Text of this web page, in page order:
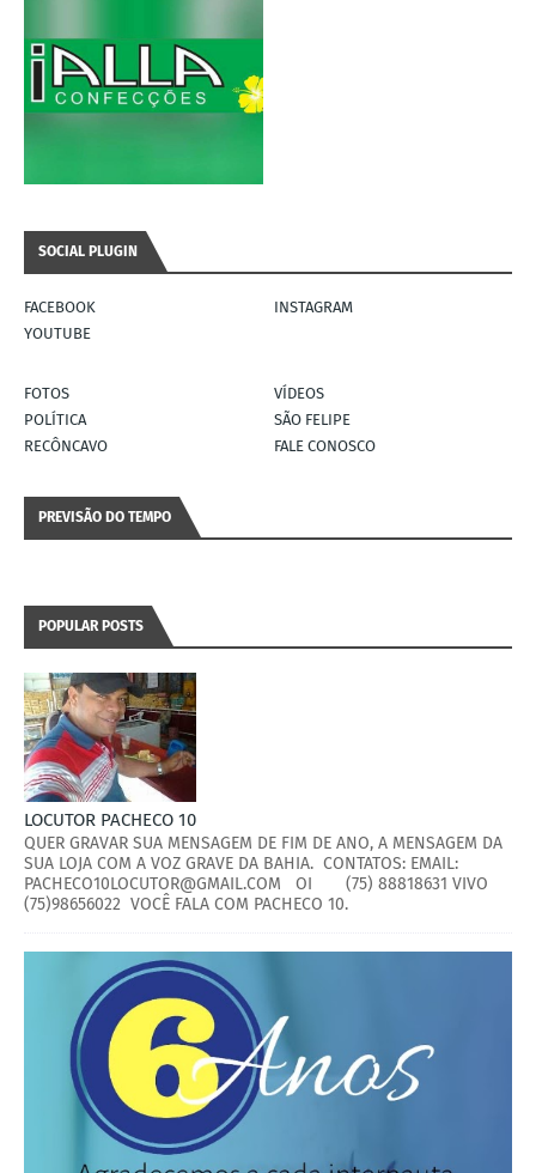
SOCIAL PLUGIN
FACEBOOK
INSTAGRAM
YOUTUBE
FOTOS
VÍDEOS
POLÍTICA
SÃO FELIPE
RECÔNCAVO
FALE CONOSCO
PREVISÃO DO TEMPO
POPULAR POSTS
LOCUTOR PACHECO 10
QUER GRAVAR SUA MENSAGEM DE FIM DE ANO, A MENSAGEM DA
SUA LOJA COM A VOZ GRAVE DA BAHIA. CONTATOS: EMAIL:
PACHECO10LOCUTOR@GMAIL.COM OI (75) 88818631 VIVO
(75)98656022 VOCÊ FALA COM PACHECO 10.